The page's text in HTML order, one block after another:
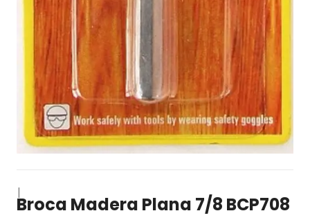
|
Broca Madera Plana 7/8 BCP708